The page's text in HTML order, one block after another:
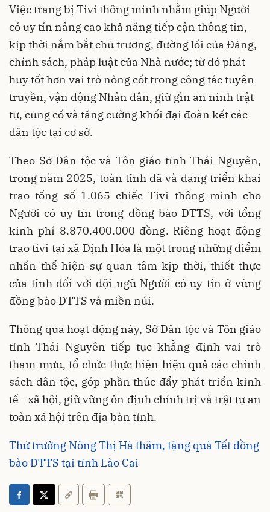
Việc trang bị Tivi thông minh nhằm giúp Người
có uy tín nâng cao khả năng tiếp cận thông tin,
kịp thời nắm bắt chủ trương, đường lối của Đảng,
chính sách, pháp luật của Nhà nước; từ đó phát
huy tốt hơn vai trò nòng cốt trong công tác tuyên
truyền, vận động Nhân dân, giữ gìn an ninh trật
tự, củng cố và tăng cường khối đại đoàn kết các
dân tộc tại cơ sở.
Theo Sở Dân tộc và Tôn giáo tỉnh Thái Nguyên,
trong năm 2025, toàn tỉnh đã và đang triển khai
trao tổng số 1.065 chiếc Tivi thông minhcho
Người có uy tín trong đồng bào DTTS, với tổng
kinh phí 8.870.400.000 đồng. Riêng hoạt động
trao tivi tại xã Định Hóa là một trong những điểm
nhấn thể hiện sự quan tâm kịp thời, thiết thực
của tỉnh đối với đội ngũ Người có uy tín ở vùng
đồng bào DTTS và miền núi.
Thông qua hoạt động này, Sở Dân tộc và Tôn giáo
tỉnh Thái Nguyên tiếp tục khẳng định vai trò
tham mưu, tổ chức thực hiện hiệu quả các chính
sách dân tộc, góp phần thúc đẩy phát triển kinh
tế - xã hội, giữ vững ổn định chính trị và trật tự an
toàn xã hội trên địa bàn tỉnh.
Thứ trưởng Nông Thị Hà thăm, tặng quà Tết đồng
bào DTTS tại tỉnh Lào Cai